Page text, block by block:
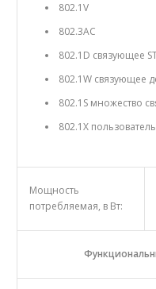
802.1V
802.3AC
802.1D связующее
802.1W связующее
802.1S множество
802.1X
Мощность
потребляемая, в Вт: